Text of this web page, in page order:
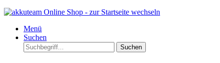
Menü
Suchen
Suchen